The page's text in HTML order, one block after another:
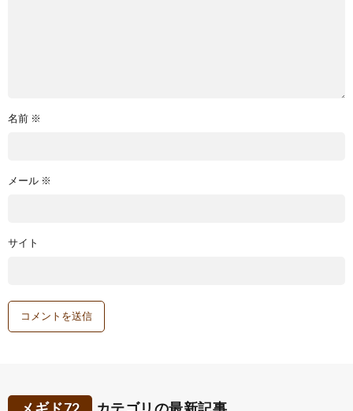
名前 ※
メール ※
サイト